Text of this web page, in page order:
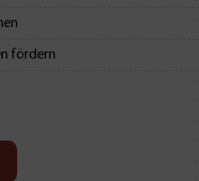
fördern